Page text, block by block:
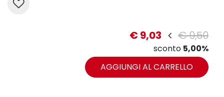
€ 9,03 € 9,50
sconto 5,00%
AGGIUNGI AL CARRELLO